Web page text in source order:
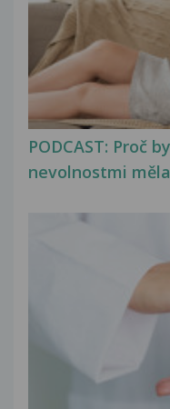
PODCAST: Proč
nevolnostmi